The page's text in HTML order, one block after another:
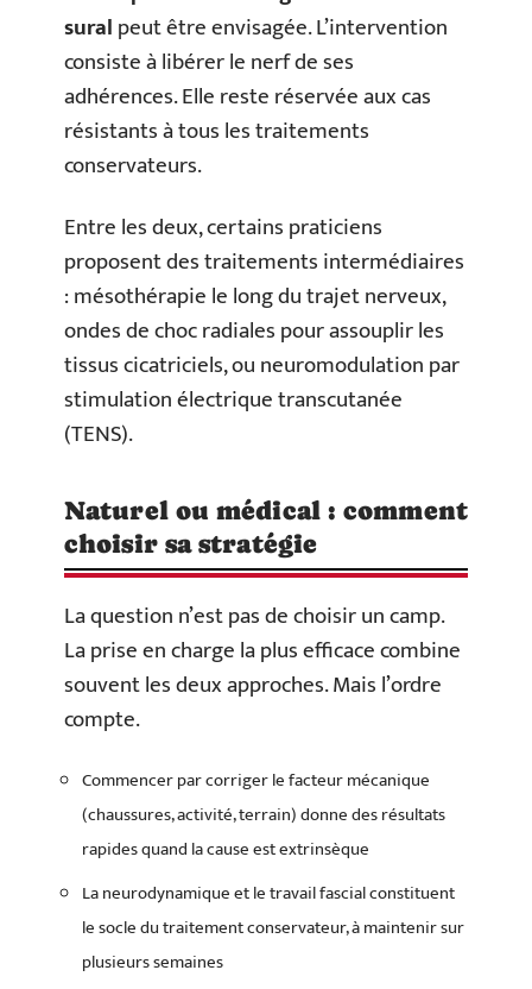
suralpeut être envisagée. L’intervention
consiste à libérer le nerf de ses
adhérences. Elle reste réservée aux cas
résistants à tous les traitements
conservateurs.
Entre les deux, certains praticiens
proposent des traitements intermédiaires
: mésothérapie le long du trajet nerveux,
ondes de choc radiales pour assouplir les
tissus cicatriciels, ou neuromodulation par
stimulation électrique transcutanée
(TENS).
Naturel ou médical : comment
choisir sa stratégie
La question n’est pas de choisir un camp.
La prise en charge la plus efficace combine
souvent les deux approches. Mais l’ordre
compte.
Commencer par corriger le facteur mécanique
(chaussures, activité, terrain) donne des résultats
rapides quand la cause est extrinsèque
La neurodynamique et le travail fascial constituent
le socle du traitement conservateur, à maintenir sur
plusieurs semaines